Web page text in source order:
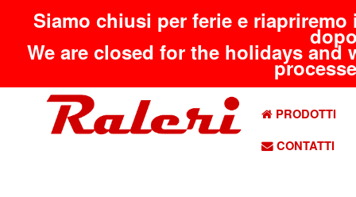
Siamo chiusi per ferie e
We are closed for the holidays
PRODOTTI
CONTATTI